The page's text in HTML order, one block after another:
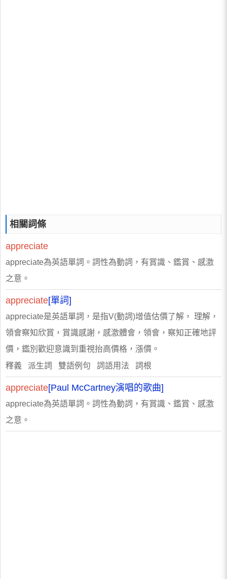
相關詞條
appreciate
appreciate為英語單詞。詞性為動詞，有賞識、鑑賞、感激
之意。
appreciate[單詞]
appreciate是英語單詞，是指V(動詞)增值估價了解， 理解，
領會察知欣賞，賞識感謝，感激體會，領會，察知正確地評
價，鑑別歡迎意識到重視抬高價格，漲價。
釋義 派生詞 雙語例句 詞語用法 詞根
appreciate[Paul McCartney演唱的歌曲]
appreciate為英語單詞。詞性為動詞，有賞識、鑑賞、感激
之意。